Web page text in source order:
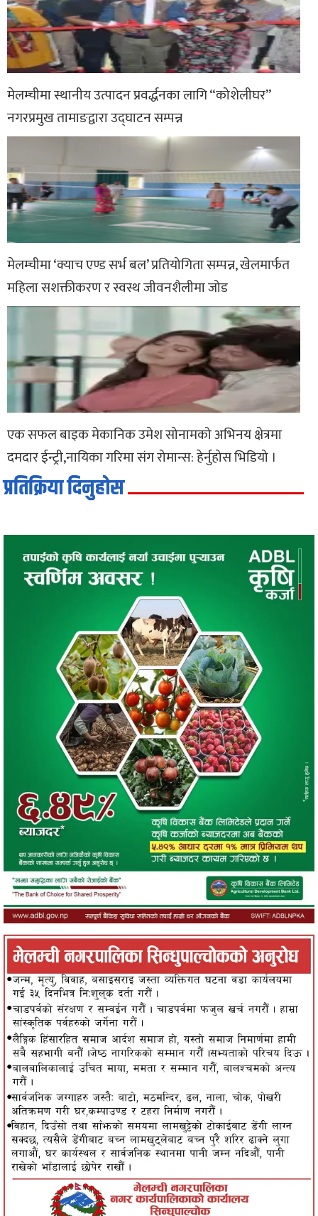
मेलम्चीमा स्थानीय उत्पादन प्रवर्द्धनका लागि “कोशेलीघर”
नगरप्रमुख तामाङद्वारा उद्घाटन सम्पन्न
मेलम्चीमा ‘क्याच एण्ड सर्भ बल’ प्रतियोगिता सम्पन्न, खेलमार्फत
महिला सशक्तीकरण र स्वस्थ जीवनशैलीमा जोड
एक सफल बाइक मेकानिक उमेश सोनामको अभिनय क्षेत्रमा
दमदार ईन्ट्री,नायिका गरिमा संग रोमान्स: हेर्नुहोस भिडियो ।
प्रतिक्रिया दिनुहोस